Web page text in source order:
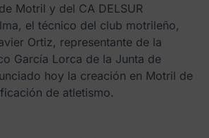
Motril y del CA DELSUR
el técnico del club motrileño,
Ortiz, representante de la
García Lorca de la Junta de
hoy la creación en Motril de
de atletismo.